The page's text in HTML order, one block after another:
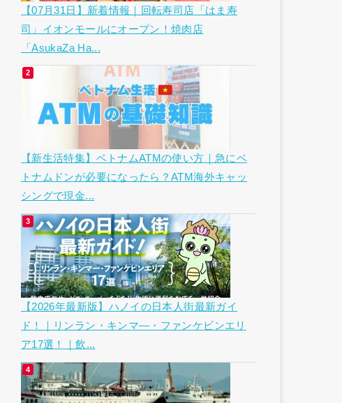
【07月31日】新着情報｜回転寿司店「はま寿
司」イオンモールにオープン！焼肉店
「AsukaZa Ha...
【新生活特集】ベトナムATMの使い方｜急にベ
トナムドンが必要になったら？ATM海外キャッ
シングで現金...
【2026年最新版】ハノイの日本人街最新ガイ
ド！｜リンラン・キンマ―・ファンケビンエリ
ア17選！｜飲...